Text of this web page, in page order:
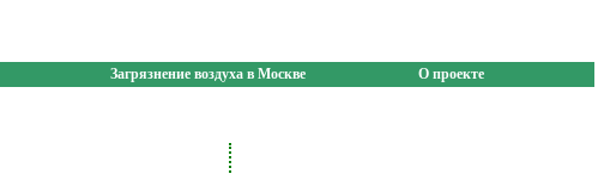
Загрязнение воздуха в Москве О проекте